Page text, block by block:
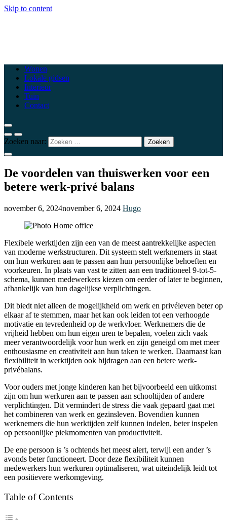
Skip to content
Wonen
Lokale gidsen
Interieur
Tuin
Contact
Zoeken naar:
De voordelen van thuiswerken voor een
betere werk-privé balans
november 6, 2024november 6, 2024 Hugo
Flexibele werktijden zijn een van de meest aantrekkelijke aspecten
van moderne werkstructuren. Dit systeem stelt werknemers in staat
om hun werkuren aan te passen aan hun persoonlijke behoeften en
voorkeuren. In plaats van vast te zitten aan een traditioneel 9-tot-5-
schema, kunnen medewerkers kiezen om eerder of later te beginnen,
afhankelijk van hun dagelijkse verplichtingen.
Dit biedt niet alleen de mogelijkheid om werk en privéleven beter op
elkaar af te stemmen, maar het kan ook leiden tot een verhoogde
motivatie en tevredenheid op de werkvloer. Werknemers die de
vrijheid hebben om hun eigen uren te bepalen, voelen zich vaak
meer verantwoordelijk voor hun werk en zijn geneigd om met meer
enthousiasme en creativiteit aan hun taken te werken. Daarnaast kan
flexibiliteit in werktijden ook bijdragen aan een betere werk-
privébalans.
Voor ouders met jonge kinderen kan het bijvoorbeeld een uitkomst
zijn om hun werkuren aan te passen aan schooltijden of andere
verplichtingen. Dit vermindert de stress die vaak gepaard gaat met
het combineren van werk en gezinsleven. Bovendien kunnen
werknemers die hun werktijden zelf kunnen indelen, beter inspelen
op persoonlijke piekmomenten van productiviteit.
De ene persoon is ’s ochtends het meest alert, terwijl een ander ’s
avonds beter functioneert. Door deze flexibiliteit kunnen
medewerkers hun werkuren optimaliseren, wat uiteindelijk leidt tot
een positievere werkomgeving.
Table of Contents